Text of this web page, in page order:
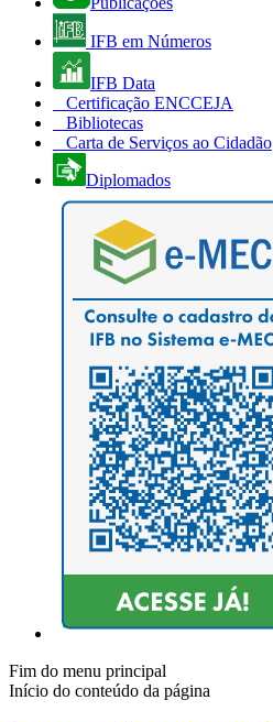
IFB em Números
IFB Data
Certificação ENCCEJA
Bibliotecas
Carta de Serviços ao Cidadão
Diplomados
Fim do menu principal
Início do conteúdo da página